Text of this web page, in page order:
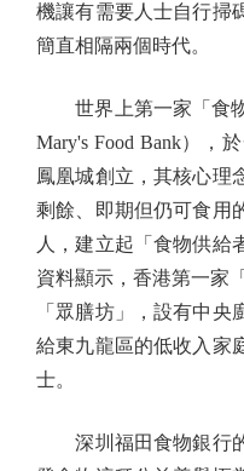
機讓有需要人士自行掃
簡直相隔兩個時代。
世界上第一家「食物
Mary's Food Bank），
鳳凰城創立，其核心理
剩餘、即期但仍可食用
人，建立起「食物供給
資料顯示，香港第一家
「眾膳坊」，設有中
給東九龍區的低收入家
士。
深圳福田食物銀行的